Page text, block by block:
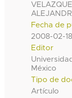
Fecha de
2008-02-18
Editor
México
Tipo de
Artículo